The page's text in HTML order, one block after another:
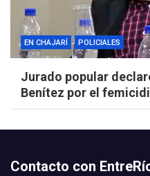
EN CHAJARÍ POLICIALES
Jurado popular
Benítez por el
Contacto con